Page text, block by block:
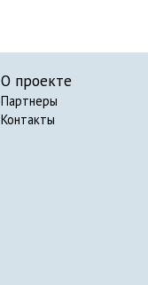
О проекте
Партнеры
Контакты